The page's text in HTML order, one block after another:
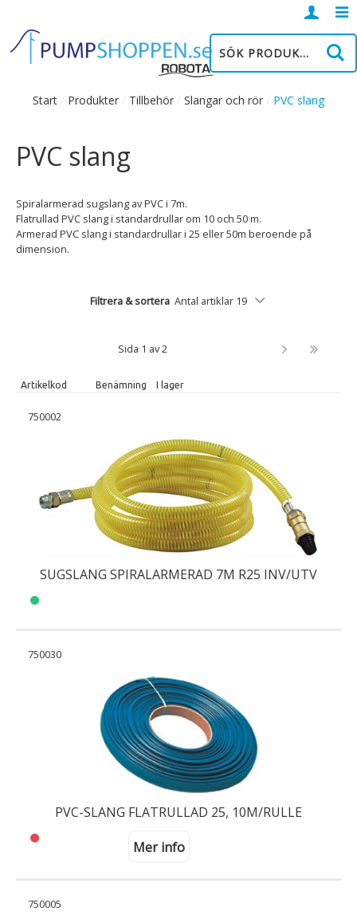
Start Produkter Tillbehör Slangar och rör PVC slang
PVC slang
Spiralarmerad sugslang av PVC i 7m.
Flatrullad PVC slang i standardrullar om 10 och 50 m.
Armerad PVC slang i standardrullar i 25 eller 50m beroende på
dimension.
Filtrera & sortera Antal artiklar 19
Sida 1 av 2
Artikelkod Benämning I lager
750002
SUGSLANG SPIRALARMERAD 7M R25 INV/UTV
750030
PVC-SLANG FLATRULLAD 25, 10M/RULLE
Mer info
750005